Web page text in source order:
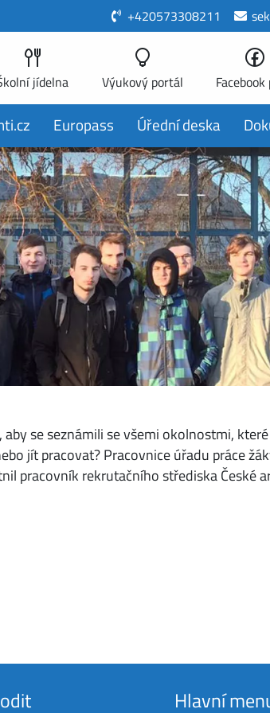
+420573308211
jídelna Výukový portál Facebook
Europass Úřední deska
se seznámili se všemi okolnostmi,
jít pracovat? Pracovnice úřadu práce
pracovník rekrutačního střediska České
Hlavní